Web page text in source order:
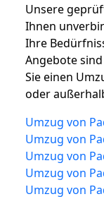
Unsere
Ihnen
Ihre
Angebote
Sie einen
oder
Umzug von
Umzug von
Umzug von
Umzug von
Umzug von